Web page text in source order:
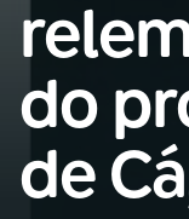
Nacional
01INÍCIO
02A RÁDIO
do
de